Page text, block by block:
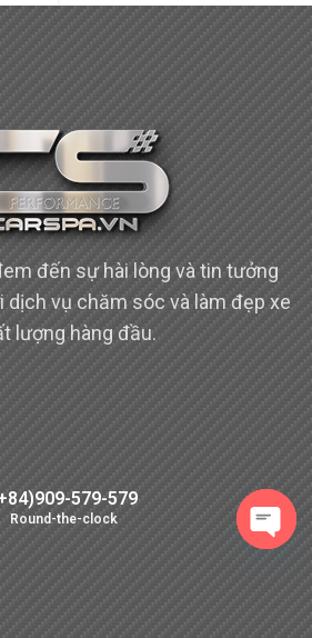
đến sự hài lòng và tin tưởng
dịch vụ chăm sóc và làm đẹp xe
lượng hàng đầu.
579-579
Round-the-clock